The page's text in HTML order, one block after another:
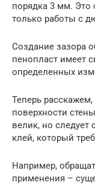
порядка 3 мм. Это
только работы с
Создание зазора
пенопласт имеет
определенных
Теперь
поверхности
велик, но следует
клей, который
Например,
применения –